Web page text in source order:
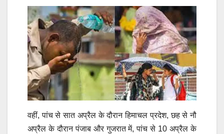
वहीं, पांच से सात अप्रैल के दौरान हिमाचल प्रदेश, छह से नौ
अप्रैल के दौरान पंजाब और गुजरात में, पांच से 10 अप्रैल के